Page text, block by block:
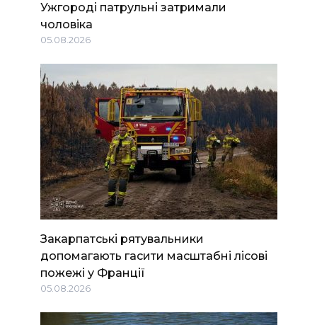
Ужгороді патрульні затримали
чоловіка
05.08.2026
Закарпатські рятувальники
допомагають гасити масштабні лісові
пожежі у Франції
05.08.2026